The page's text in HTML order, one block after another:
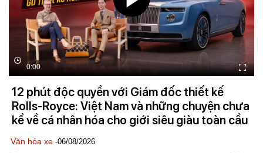
0:00
12 phút độc quyền với Giám đốc thiết kế
Rolls-Royce: Việt Nam và những chuyện chưa
kể về cá nhân hóa cho giới siêu giàu toàn cầu
Văn hóa xe -06/08/2026